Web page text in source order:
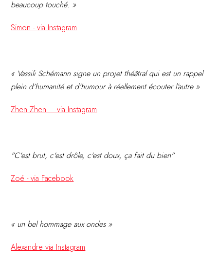
beaucoup touché. »
Simon - via Instagram
« Vassili Schémann signe un projet théâtral qui est un rappel
plein d’humanité et d’humour à réellement écouter l’autre »
Zhen Zhen – via Instagram
"C'est brut, c'est drôle, c'est doux, ça fait du bien"
Zoé - via Facebook
« un bel hommage aux ondes »
Alexandre via Instagram